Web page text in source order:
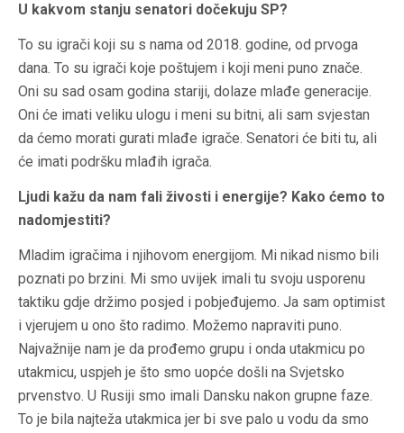
U kakvom stanju senatori dočekuju SP?
To su igrači koji su s nama od 2018. godine, od prvoga
dana. To su igrači koje poštujem i koji meni puno znače.
Oni su sad osam godina stariji, dolaze mlađe generacije.
Oni će imati veliku ulogu i meni su bitni, ali sam svjestan
da ćemo morati gurati mlađe igrače. Senatori će biti tu, ali
će imati podršku mlađih igrača.
Ljudi kažu da nam fali živosti i energije? Kako ćemo to
nadomjestiti?
Mladim igračima i njihovom energijom. Mi nikad nismo bili
poznati po brzini. Mi smo uvijek imali tu svoju usporenu
taktiku gdje držimo posjed i pobjeđujemo. Ja sam optimist
i vjerujem u ono što radimo. Možemo napraviti puno.
Najvažnije nam je da prođemo grupu i onda utakmicu po
utakmicu, uspjeh je što smo uopće došli na Svjetsko
prvenstvo. U Rusiji smo imali Dansku nakon grupne faze.
To je bila najteža utakmica jer bi sve palo u vodu da smo